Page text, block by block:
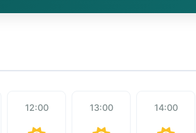
12:00 13:00 14:00